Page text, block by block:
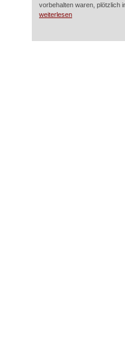
vorbehalten waren, plötzlich in
weiterlesen